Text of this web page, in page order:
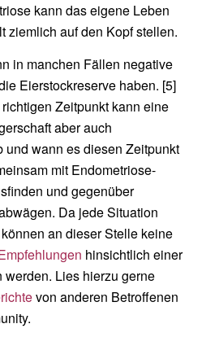
kann das eigene Leben
ziemlich auf den Kopf stellen.
in manchen Fällen negative
Eierstockreserve haben. [5]
Zeitpunkt kann eine
aber auch
und wann es diesen Zeitpunkt
mit Endometriose-
und gegenüber
Da jede Situation
an dieser Stelle keine
hinsichtlich einer
Lies hierzu gerne
von anderen Betroffenen